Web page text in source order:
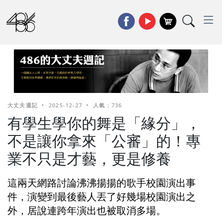
大丈夫週記 • 2025-12-27 • 人氣 : 736
有學生學你的舞是「緣分」，
不是讓你拿來「公審」的！專
業不只是才藝，更是修養
這兩天網路討論沸沸揚揚的歌手校園演出事
件，演變到最後藝人丟了好幾場校園演出之
外，居說連跨年演出也被取消多場。